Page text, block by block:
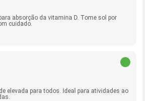
absorção da vitamina D. Tome sol por
cuidado.
elevada para todos. Ideal para atividades ao